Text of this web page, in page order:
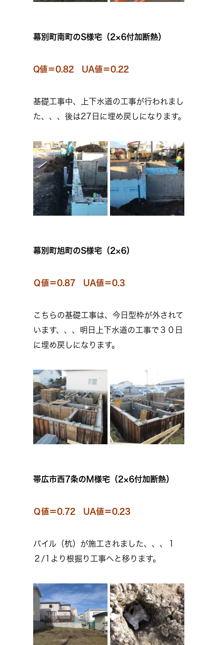
幕別町南町のS様宅（2×6付加断熱）
Q値＝0.82 UA値＝0.22
基礎工事中、上下水道の工事が行われまし
た、、、後は27日に埋め戻しになります。
幕別町旭町のS様宅（2×6）
Ｑ値＝0.87 UA値＝0.3
こちらの基礎工事は、今日型枠が外されて
います、、、明日上下水道の工事で３０日
に埋め戻しになります。
帯広市西7条のM様宅（2×6付加断熱）
Ｑ値＝0.72 UA値＝0.23
パイル（杭）が施工されました、、、１
２/1より根掘り工事へと移ります。